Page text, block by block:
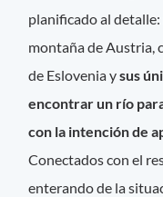
planificado al
montaña de Austria,
de Eslovenia ysus
encontrar un río
con la intención de
Conectados con el
enterando de la